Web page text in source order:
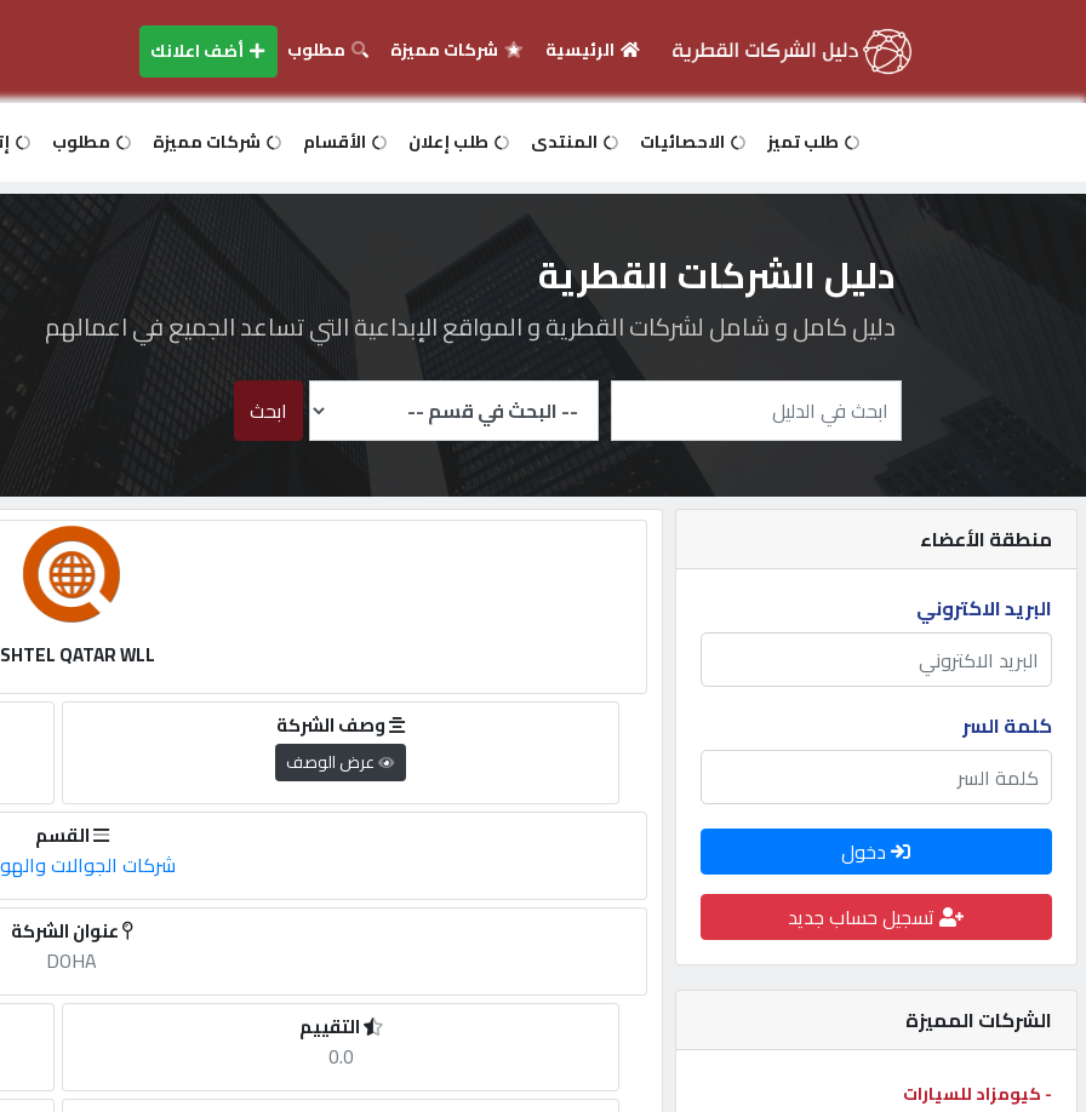
دخول
اعلانك
مطلوب
طلب
الاحصائيات
الأقسام
شركات
مميزة
إبحث
الرئيسية شركات مميزة مطلوب أضف اعلانك
طلب تميز الاحصائيات المنتدى طلب إعلان الأقسام شركات مميزة مطلوب
دليل الشركات القطرية
دليل كامل و شامل لشركات القطرية و المواقع الإبداعية التي تساعد الجميع في اعمالهم
ابحث
منطقة الأعضاء
البريد الاكتروني
كلمة السر
دخول
تسجيل حساب جديد
الشركات المميزة
- كيومزاد للسيارات
QATAR WLL
وصف الشركة
عرض الوصف
القسم
شركات الجوالات
عنوان الشركة
DOHA
التقييم
0.0